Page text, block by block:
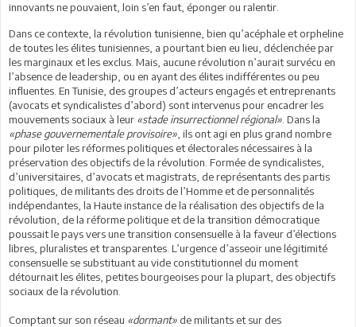
innovants ne pouvaient, loin s’en faut, éponger ou ralentir.
Dans ce contexte, la révolution tunisienne, bien qu’acéphale et orpheline
de toutes les élites tunisiennes, a pourtant bien eu lieu, déclenchée par
les marginaux et les exclus. Mais, aucune révolution n’aurait survécu en
l’absence de leadership, ou en ayant des élites indifférentes ou peu
influentes. En Tunisie, des groupes d’acteurs engagés et entreprenants
(avocats et syndicalistes d’abord) sont intervenus pour encadrer les
mouvements sociaux à leur «stade insurrectionnel régional» . Dans la
«phase gouvernementale provisoire» , ils ont agi en plus grand nombre
pour piloter les réformes politiques et électorales nécessaires à la
préservation des objectifs de la révolution. Formée de syndicalistes,
d’universitaires, d’avocats et magistrats, de représentants des partis
politiques, de militants des droits de l’Homme et de personnalités
indépendantes, la Haute instance de la réalisation des objectifs de la
révolution, de la réforme politique et de la transition démocratique
poussait le pays vers une transition consensuelle à la faveur d’élections
libres, pluralistes et transparentes. L’urgence d’asseoir une légitimité
consensuelle se substituant au vide constitutionnel du moment
détournait les élites, petites bourgeoises pour la plupart, des objectifs
sociaux de la révolution.
Comptant sur son réseau «dormant» de militants et sur des